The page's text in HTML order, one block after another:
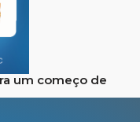
um começo de